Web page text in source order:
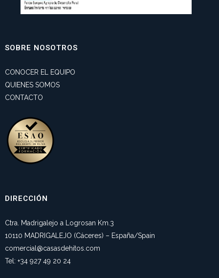
SOBRE NOSOTROS
CONOCER EL EQUIPO
QUIENES SOMOS
CONTACTO
DIRECCIÓN
Ctra. Madrigalejo a Logrosan Km.3
10110 MADRIGALEJO (Cáceres) – España/Spain
comercial@casasdehitos.com
Tel: +34 927 49 20 24